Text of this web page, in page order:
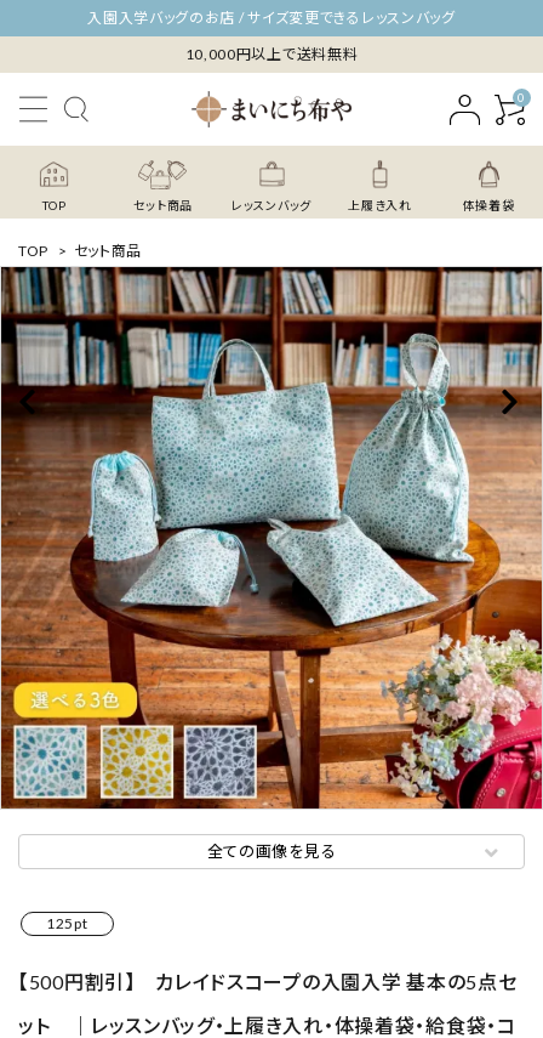
入園入学バッグのお店 / サイズ変更できるレッスンバッグ
10,000円以上で送料無料
0
TOP セット商品 レッスンバッグ 上履き入れ 体操着袋
TOP > セット商品
全ての画像を見る
125pt
【500円割引】 カレイドスコープの入園入学 基本の5点セ
ット ｜レッスンバッグ・上履き入れ・体操着袋・給食袋・コ